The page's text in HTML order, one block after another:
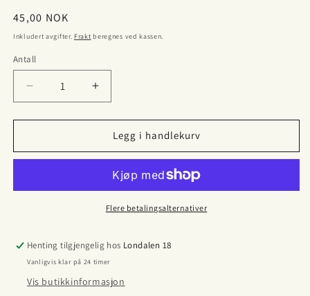
Vanlig
pris
45,00 NOK
Inkludert avgifter. Frakt beregnes ved kassen.
Antall
Antall
antallet
for
strykemerke
tekster:
Øk
antallet
for
DTF
strykemerke
jule
tekster:
Cozy
Legg i handlekurv
Flere betalingsalternativer
Henting tilgjengelig hos Londalen 18
Vanligvis klar på 24 timer
Vis butikkinformasjon